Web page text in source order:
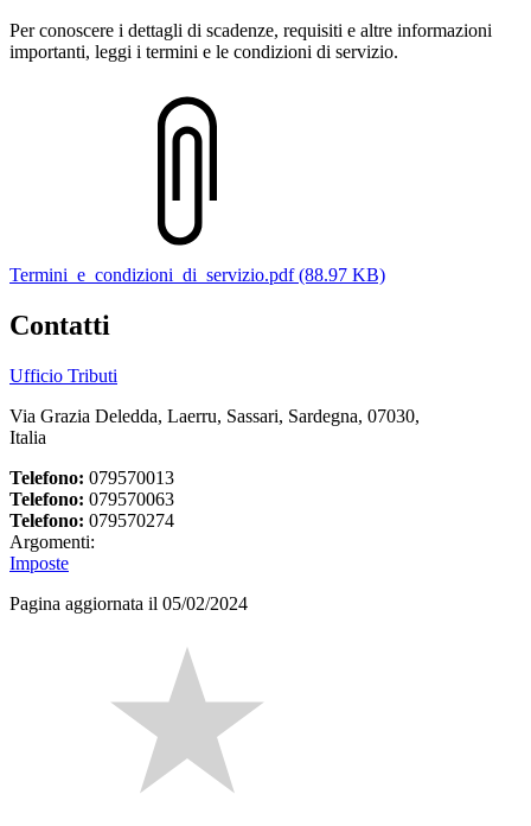
Per conoscere i dettagli di scadenze, requisiti e altre informazioni
importanti, leggi i termini e le condizioni di servizio.
Termini_e_condizioni_di_servizio.pdf (88.97 KB)
Contatti
Ufficio Tributi
Via Grazia Deledda, Laerru, Sassari, Sardegna, 07030,
Italia
Telefono: 079570013
Telefono: 079570063
Telefono: 079570274
Argomenti:
Imposte
Pagina aggiornata il 05/02/2024